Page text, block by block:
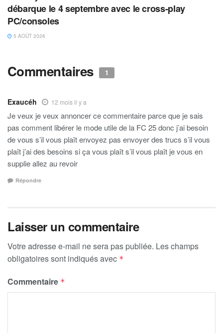
débarque le 4 septembre avec le cross-play
PC/consoles
5 AOÛT 2026
Commentaires 1
Exaucéh 12 mois il y a
Je veux je veux annoncer ce commentaire parce que je sais
pas comment libérer le mode utile de la FC 25 donc j’ai besoin
de vous s’il vous plaît envoyez pas envoyer des trucs s’il vous
plaît j’ai des besoins si ça vous plaît s’il vous plaît je vous en
supplie allez au revoir
Répondre
Laisser un commentaire
Votre adresse e-mail ne sera pas publiée. Les champs
obligatoires sont indiqués avec *
Commentaire *